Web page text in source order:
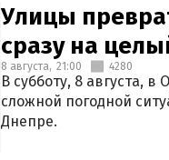
Улицы
сразу на
8 августа, 21:00 4280
В субботу, 8 августа,
сложной погодной
Днепре.